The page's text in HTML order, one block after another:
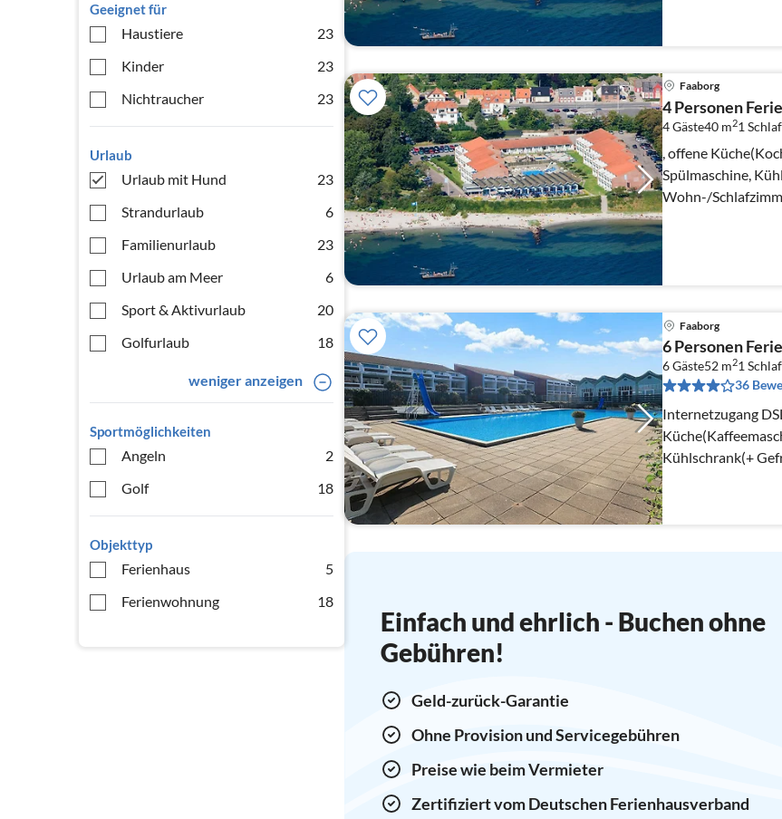
Geeignet für
Haustiere
23
Kinder
23
Nichtraucher
23
Urlaub
Urlaub mit Hund
23
Strandurlaub
6
Familienurlaub
23
Urlaub am Meer
6
Sport & Aktivurlaub
20
Golfurlaub
18
weniger anzeigen
Sportmöglichkeiten
Angeln
2
Golf
18
Objekttyp
Ferienhaus
5
Ferienwohnung
18
Faaborg
4 Personen
4 Gäste40 m21
, offene
Spülmaschine,
Wohn-/
Schlafzimmer(2x
Faaborg
6 Personen
6 Gäste52 m21
36
Internetzugang
Kühlschrank(+
Einfach und ehrlich - Buchen ohne
Gebühren!
Geld-zurück-Garantie
Ohne Provision und Servicegebühren
Preise wie beim Vermieter
Zertifiziert vom Deutschen Ferienhausverband